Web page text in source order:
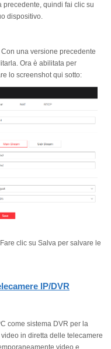
precedente, quindi fai clic su
dispositivo.
una versione precedente
Ora è abilitata per
lo screenshot qui sotto:
clic su Salva per salvare le
IP/DVR
come sistema DVR per la
in diretta delle telecamere